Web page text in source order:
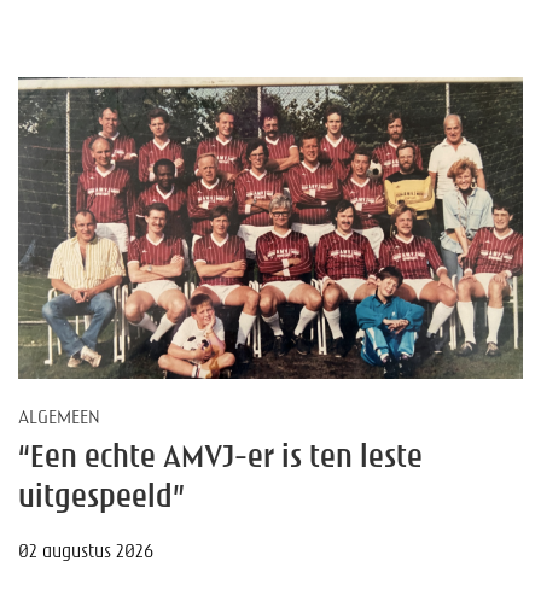
Contact
ALGEMEEN
“Een echte AMVJ-er is ten leste
uitgespeeld”
02 augustus 2026